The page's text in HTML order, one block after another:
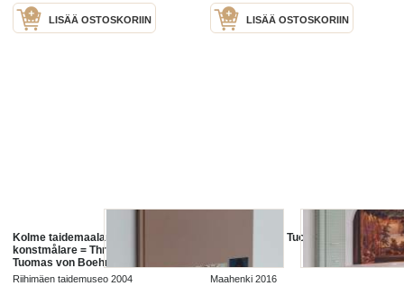
LISÄÄ OSTOSKORIIN LISÄÄ OSTOSKORIIN
Kolme taidemaalaria = Tre
konstmålare = Three painters :
Tuomas von Boehm, Helge
Dahlman, Tapani Raittila
Riihimäen taidemuseo 2004
Seurantalolla : Tuomas Uusheimon
Maahenki 2016